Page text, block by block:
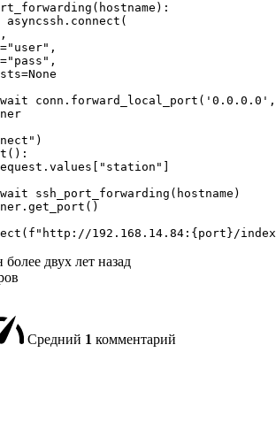
asyncssh.connect(
ssh_port_forwarding(hostname)
192.168.14.84:{port}/
более двух лет назад
Средний 1 комментарий